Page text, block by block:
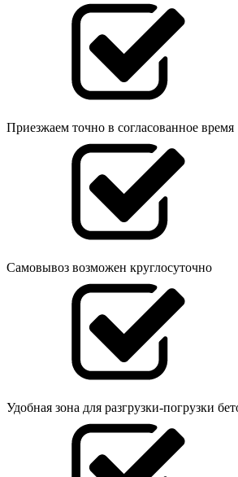
Приезжаем точно в согласованное время
Самовывоз возможен круглосуточно
Удобная зона для разгрузки-погрузки